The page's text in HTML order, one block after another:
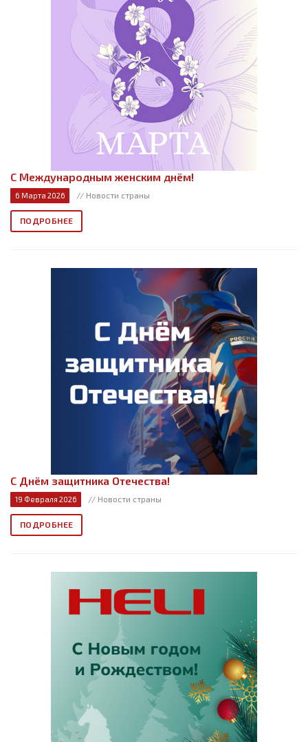
С Международным женским днём!
6 Марта 2026 // Новости страны
ПОДРОБНЕЕ
С Днём защитника Отечества!
19 Февраля 2026 // Новости страны
ПОДРОБНЕЕ